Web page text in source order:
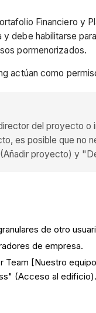
Financiero y
debe habilitarse
pormenorizados.
actúan como
del proyecto
es posible que no
proyecto) y
de otro
de empresa.
[Nuestro
(Acceso al edificio).